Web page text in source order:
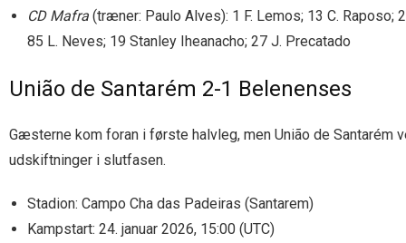
CD Mafra (træner: Paulo Alves): 1 F. Lemos; 13 C. Raposo;
85 L. Neves; 19 Stanley Iheanacho; 27 J. Precatado
União de Santarém 2-1 Belenenses
Gæsterne kom foran i første halvleg, men União de
udskiftninger i slutfasen.
Stadion: Campo Cha das Padeiras (Santarem)
Kampstart: 24. januar 2026, 15:00 (UTC)